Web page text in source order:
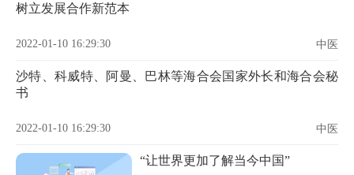
树立发展合作新范本
2022-01-10 16:29:30 中医
沙特、科威特、阿曼、巴林等海合会国家外长和海合会秘
书
2022-01-10 16:29:30 中医
“让世界更加了解当今中国”